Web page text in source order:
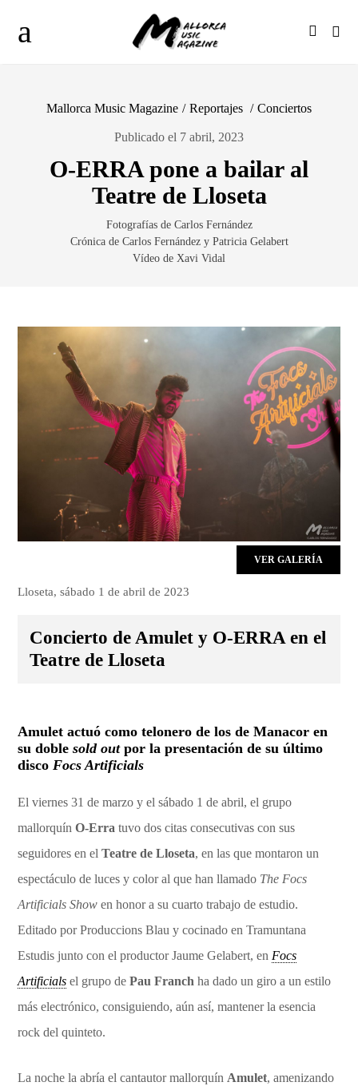
Mallorca Music Magazine / Reportajes / Conciertos
Publicado el 7 abril, 2023
O-ERRA pone a bailar al
Teatre de Lloseta
Fotografías de Carlos Fernández
Crónica de Carlos Fernández y Patricia Gelabert
Vídeo de Xavi Vidal
VER GALERÍA
Lloseta, sábado 1 de abril de 2023
Concierto de Amulet y O-ERRA en el
Teatre de Lloseta
Amulet actuó como telonero de los de Manacor en
su doblesold outpor la presentación de su último
disco Focs Artificials
El viernes 31 de marzo y el sábado 1 de abril, el grupo
mallorquínO-Erra tuvo dos citas consecutivas con sus
seguidores en elTeatre de Lloseta, en las que montaron un
espectáculo de luces y color al que han llamado The Focs
Artificials Show en honor a su cuarto trabajo de estudio.
Editado por Produccions Blau y cocinado en Tramuntana
Estudis junto con el productor Jaume Gelabert, en Focs
Artificials el grupo dePau Franch ha dado un giro a un estilo
más electrónico, consiguiendo, aún así, mantener la esencia
rock del quinteto.
La noche la abría el cantautor mallorquín Amulet, amenizando